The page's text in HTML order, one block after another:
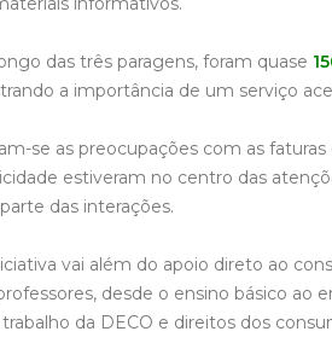
das três paragens, foram quase
a importância de um serviço
se as preocupações com as
estiveram no centro das
das interações.
vai além do apoio direto ao
desde o ensino básico ao
da DECO e direitos dos